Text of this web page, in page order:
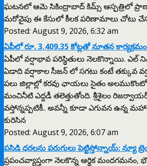
ఘటనలో ఆమె సికింద్రాబాద్ కిమ్స్ ఆస్పత్రిలో
మరోవైపు ఈ కేసులో కీలక పరిణామాలు చోటు
Posted: August 9, 2026, 6:32 am
ఏపీలో రూ. 3,409.35 కోట్లతో నూతన
ఏపీలో వర్షాభావ పరిస్థితులు నెలకొన్నాయి. ఎల్
ఏడాది వర్షాకాల సీజన్ లో సగటు కంటే తక్కువ
పలు జిల్లాల్లో కరవు ఛాయలు సైతం
మంచినీటి ఎద్దడీ తలెత్తుతోంది. శ్రీశైలం
వస్తోన్నప్పటికీ.. అవన్నీ కూడా ఎగువన ఉన్న
కురిసిన
Posted: August 9, 2026, 6:07 am
పసిడి ధరలను పరుగులు పెట్టిస్తోన్నాయ్: న్యూ
ప్రపంచవ్యాప్తంగా నెలకొన్న ఆర్థిక